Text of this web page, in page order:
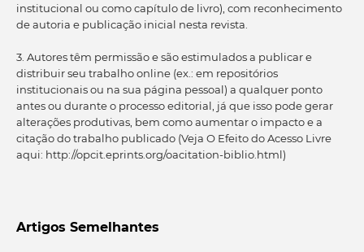
institucional ou como capítulo de livro), com reconhecimento
de autoria e publicação inicial nesta revista.
3. Autores têm permissão e são estimulados a publicar e
distribuir seu trabalho online (ex.: em repositórios
institucionais ou na sua página pessoal) a qualquer ponto
antes ou durante o processo editorial, já que isso pode gerar
alterações produtivas, bem como aumentar o impacto e a
citação do trabalho publicado (Veja O Efeito do Acesso Livre
aqui: http://opcit.eprints.org/oacitation-biblio.html)
Artigos Semelhantes